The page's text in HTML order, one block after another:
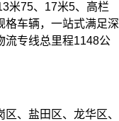
米75、17米5、高栏
格车辆，一站式满足深
流专线总里程1148公
、盐田区、龙华区、